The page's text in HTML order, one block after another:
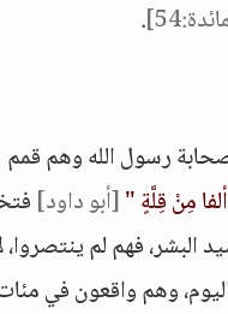
.
صحابة رسول الله وهم قمم
مِنْ قِلَّةٍ "[أبو داود]
فهم لم ينتصروا،
وهم واقعون في